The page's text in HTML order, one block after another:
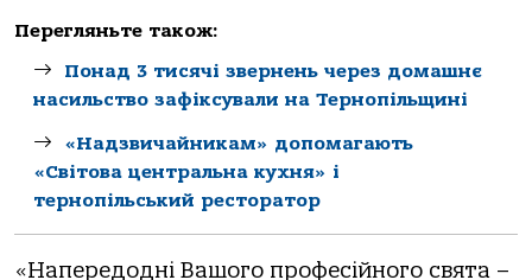
Перегляньте також:
Понад 3 тисячі звернень через домашнє
насильство зафіксували на Тернопільщині
«Надзвичайникам» допомагають
«Світова центральна кухня» і
тернопільський ресторатор
«Напередодні Вашого професійного свята –